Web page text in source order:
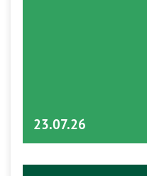
23.07.26